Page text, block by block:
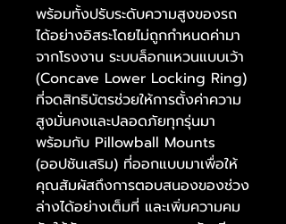
พร้อมทั้งปรับระดับความสูงของรถ
ได้อย่างอิสระโดยไม่ถูกกำหนดค่ามา
จากโรงงาน ระบบล็อกแหวนแบบเว้า
(Concave Lower Locking Ring)
ที่จดสิทธิบัตรช่วยให้การตั้งค่าความ
สูงมั่นคงและปลอดภัยทุกรุ่นมา
พร้อมกับ Pillowball Mounts
(ออปชันเสริม) ที่ออกแบบมาเพื่อให้
คุณสัมผัสถึงการตอบสนองของช่วง
ล่างได้อย่างเต็มที่ และเพิ่มความคม